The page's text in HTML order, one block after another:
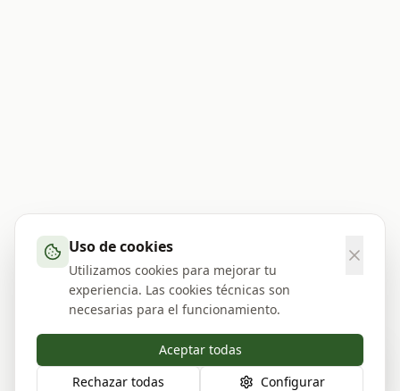
Uso de cookies
Utilizamos cookies para mejorar tu
experiencia. Las cookies técnicas son
necesarias para el funcionamiento.
Aceptar todas
Rechazar todas
Configurar